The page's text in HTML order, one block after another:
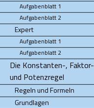
Aufgabenblatt 1
Aufgabenblatt 2
Expert
Aufgabenblatt 1
Aufgabenblatt 2
Die Konstanten-, Faktor-
und Potenzregel
Regeln und Formeln
Grundlagen